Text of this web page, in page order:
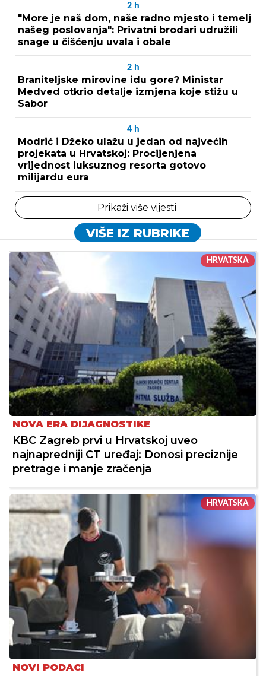
2 h
"More je naš dom, naše radno mjesto i temelj
našeg poslovanja": Privatni brodari udružili
snage u čišćenju uvala i obale
2 h
Braniteljske mirovine idu gore? Ministar
Medved otkrio detalje izmjena koje stižu u
Sabor
4 h
Modrić i Džeko ulažu u jedan od najvećih
projekata u Hrvatskoj: Procijenjena
vrijednost luksuznog resorta gotovo
milijardu eura
Prikaži više vijesti
VIŠE IZ RUBRIKE
HRVATSKA
NOVA ERA DIJAGNOSTIKE
KBC Zagreb prvi u Hrvatskoj uveo
najnapredniji CT uređaj: Donosi preciznije
pretrage i manje zračenja
HRVATSKA
NOVI PODACI